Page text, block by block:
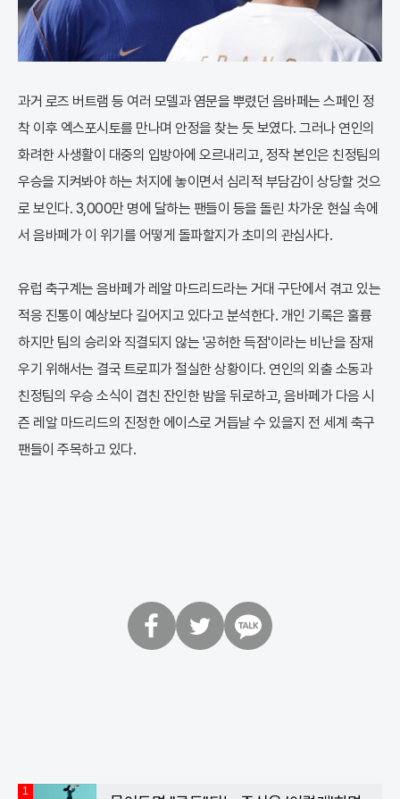
과거 로즈 버트램 등 여러 모델과 염문을 뿌렸던 음바페는 스페인 정
착 이후 엑스포시토를 만나며 안정을 찾는 듯 보였다. 그러나 연인의
화려한 사생활이 대중의 입방아에 오르내리고, 정작 본인은 친정팀의
우승을 지켜봐야 하는 처지에 놓이면서 심리적 부담감이 상당할 것으
로 보인다. 3,000만 명에 달하는 팬들이 등을 돌린 차가운 현실 속에
서 음바페가 이 위기를 어떻게 돌파할지가 초미의 관심사다.
유럽 축구계는 음바페가 레알 마드리드라는 거대 구단에서 겪고 있는
적응 진통이 예상보다 길어지고 있다고 분석한다. 개인 기록은 훌륭
하지만 팀의 승리와 직결되지 않는 '공허한 득점'이라는 비난을 잠재
우기 위해서는 결국 트로피가 절실한 상황이다. 연인의 외출 소동과
친정팀의 우승 소식이 겹친 잔인한 밤을 뒤로하고, 음바페가 다음 시
즌 레알 마드리드의 진정한 에이스로 거듭날 수 있을지 전 세계 축구
팬들이 주목하고 있다.
1